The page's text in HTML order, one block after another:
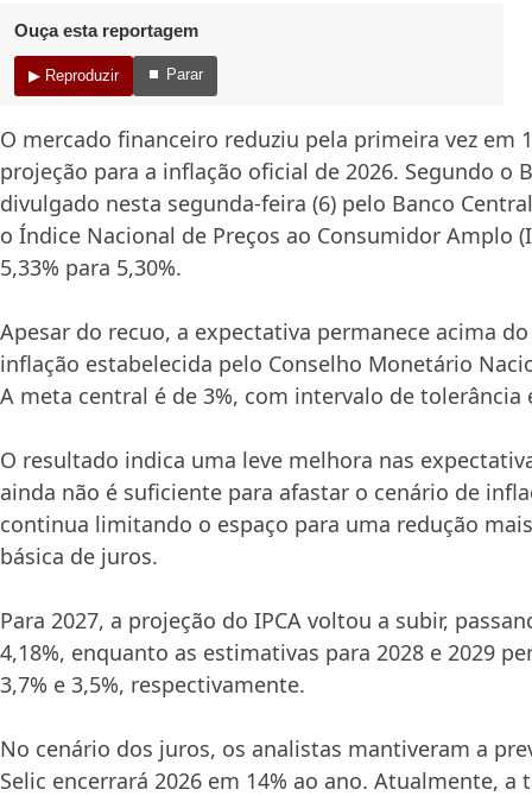
Ouça esta reportagem
▶ Reproduzir ⏹ Parar
O mercado financeiro reduziu pela primeira vez em
projeção para a inflação oficial de 2026. Segundo o
divulgado nesta segunda-feira (6) pelo Banco
o Índice Nacional de Preços ao Consumidor Amplo
5,33% para 5,30%.
Apesar do recuo, a expectativa permanece acima
inflação estabelecida pelo Conselho Monetário
A meta central é de 3%, com intervalo de tolerância
O resultado indica uma leve melhora nas
ainda não é suficiente para afastar o cenário de
continua limitando o espaço para uma redução
básica de juros.
Para 2027, a projeção do IPCA voltou a subir,
4,18%, enquanto as estimativas para 2028 e 2029
3,7% e 3,5%, respectivamente.
No cenário dos juros, os analistas mantiveram a
Selic encerrará 2026 em 14% ao ano. Atualmente, a